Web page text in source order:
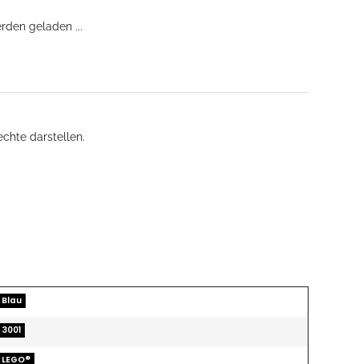
geladen ...
darstellen.
Blau
3001
LEGO®